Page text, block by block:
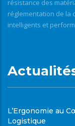
résistance des
réglementation de la
intelligents et
L’Ergonomie au
Logistique